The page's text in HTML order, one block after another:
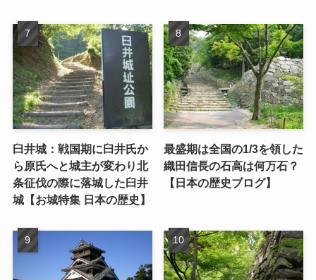
臼井城：戦国期に臼井氏か
ら原氏へと城主が変わり北
条征伐の際に落城した臼井
城【お城特集 日本の歴史】
最盛期は全国の1/3を領した
織田信長の石高は何万石？
【日本の歴史ブログ】